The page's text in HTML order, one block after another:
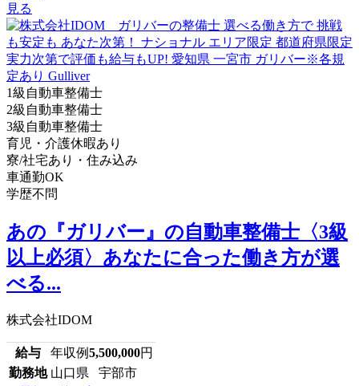
見る
1級自動車整備士
2級自動車整備士
3級自動車整備士
育児・介護休暇あり
寮/社宅あり・住み込み
車通勤OK
学歴不問
あの『ガリバー』の自動車整備士〈3級
以上必須〉あなたに合った働き方が選
べる...
株式会社IDOM
給与 年収例5,500,000円
勤務地 山口県 宇部市